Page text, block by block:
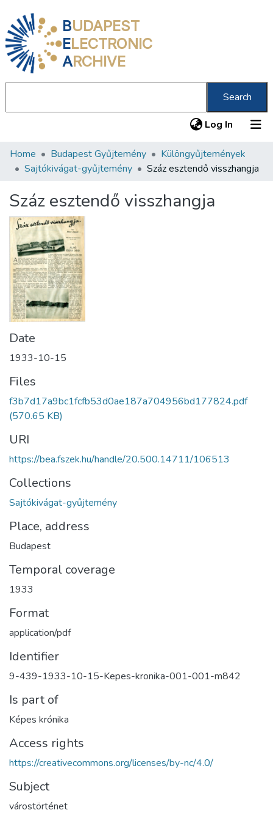
BUDAPEST
ELECTRONIC
ARCHIVE
Search
Log In (current)
Communities & Collections
Statistics
About us
Home Budapest Gyűjtemény
Különgyűjtemények
Sajtókivágat-gyűjtemény
Száz esztendő visszhangja
Száz esztendő visszhangja
Date
1933-10-15
Files
f3b7d17a9bc1fcfb53d0ae187a704956bd177824.pdf
(570.65 KB)
URI
https://bea.fszek.hu/handle/20.500.14711/106513
Collections
Sajtókivágat-gyűjtemény
Place, address
Budapest
Temporal coverage
1933
Format
application/pdf
Identifier
9-439-1933-10-15-Kepes-kronika-001-001-m842
Is part of
Képes krónika
Access rights
https://creativecommons.org/licenses/by-nc/4.0/
Subject
várostörténet